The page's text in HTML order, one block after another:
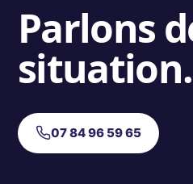
Parlons
situation.
07 84 96 59 65